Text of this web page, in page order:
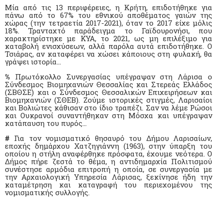
Μία από τις 13 περιφέρειες, η Κρήτη, επιδοτήθηκε για
πάνω από το 67% του εθνικού αποθέματος γαιών της
χώρας (την τετραετία 2017-2021), όταν το 2017 είχε μόλις
18%. Τρανταχτό παράδειγμα το Γαϊδουρονήσι, που
χαρακτηρίστηκε με ΚΥΑ, το 2021, ως μη επιλέξιμο για
καταβολή ενισχύσεων, αλλά παρόλα αυτά επιδοτήθηκε. Ο
Τσιάρας, αν καταφέρει να χώσει κάποιους στη φυλακή, θα
γράψει ιστορία…
% Πρωτόκολλο Συνεργασίας υπέγραψαν στη Λάρισα ο
Σύνδεσμος Βιομηχανιών Θεσσαλίας και Στερεάς Ελλάδος
(ΣΒΘΣΕ) και ο Σύνδεσμος Θεσσαλικών Επιχειρήσεων και
Βιομηχανιών (ΣΘΕΒ). Ζούμε ιστορικές στιγμές, Λαρισαίοι
και Βολιώτες κάθισαν στο ίδιο τραπέζι. Σαν να λέμε Ρώσοι
και Ουκρανοί συναντήθηκαν στη Μόσχα και υπέγραψαν
κατάπαυση του πυρός…
# Για τον νομισματικό θησαυρό του Δήμου Λαρισαίων,
εποχής δημάρχου Χατζηγιάννη (1963), στην ύπαρξη του
οποίου η στήλη αναφέρθηκε πρόσφατα, έχουμε νεότερα. Ο
Δήμος πήρε ζεστά το θέμα, η αντιδημαρχία Πολιτισμού
συνέστησε αρμόδια επιτροπή η οποία, σε συνεργασία με
την Αρχαιολογική Υπηρεσία Λάρισας, ξεκίνησε ήδη την
καταμέτρηση και καταγραφή του περιεχομένου της
νομισματικής συλλογής.